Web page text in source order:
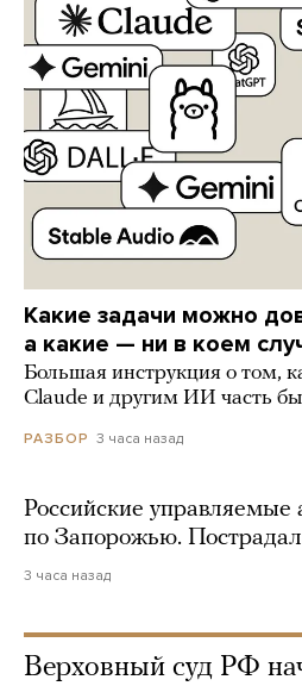
Какие задачи можно
а какие — ни в коем
Большая инструкция о том,
Claude и другим ИИ часть
РАЗБОР 3 часа назад
Российские
по Запорожью.
3 часа назад
Верховный суд РФ